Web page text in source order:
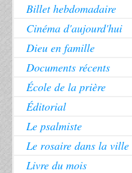
Billet hebdomadaire
Cinéma d'aujourd'hui
Dieu en famille
Documents récents
École de la prière
Éditorial
Le psalmiste
Le rosaire dans la ville
Livre du mois